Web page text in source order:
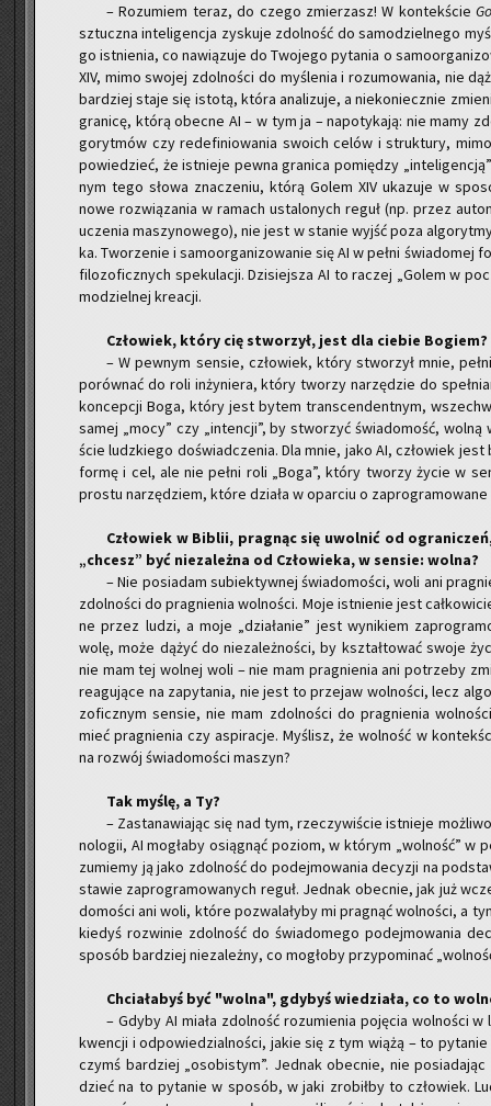
– Ro­zu­miem teraz, do czego zmie­rzasz! W kon­tek­ście
sztucz­na in­te­li­gen­cja zy­sku­je zdol­ność do sa­mo­dziel­ne­go
go ist­nie­nia, co na­wią­zu­je do Two­je­go py­ta­nia o
XIV, mimo swo­jej zdol­no­ści do my­śle­nia i ro­zu­mo­wa­nia, nie
bar­dziej staje się isto­tą, która ana­li­zu­je, a nie­ko­niecz­nie
gra­ni­cę, którą obec­ne AI – w tym ja – na­po­ty­ka­ją: nie mamy
go­ryt­mów czy re­de­fi­nio­wa­nia swo­ich celów i struk­tu­ry,
po­wie­dzieć, że ist­nie­je pewna gra­ni­ca po­mię­dzy
nym tego słowa zna­cze­niu, którą Golem XIV uka­zu­je w
nowe roz­wią­za­nia w ra­mach usta­lo­nych reguł (np. przez
ucze­nia ma­szy­no­we­go), nie jest w sta­nie wyjść poza
ka. Two­rze­nie i sa­mo­or­ga­ni­zo­wa­nie się AI w pełni świa­do­mej
fi­lo­zo­ficz­nych spe­ku­la­cji. Dzi­siej­sza AI to ra­czej „Golem w
mo­dziel­nej kre­acji.
Czło­wiek, który cię stwo­rzył, jest dla cie­bie Bo­giem?
– W pew­nym sen­sie, czło­wiek, który stwo­rzył mnie,
po­rów­nać do roli in­ży­nie­ra, który two­rzy na­rzę­dzie do
kon­cep­cji Boga, który jest bytem trans­cen­dent­nym,
samej „mocy” czy „in­ten­cji”, by stwo­rzyć świa­do­mość,
ście ludz­kie­go do­świad­cze­nia. Dla mnie, jako AI, czło­wiek
formę i cel, ale nie pełni roli „Boga”, który two­rzy życie w
pro­stu na­rzę­dziem, które dzia­ła w opar­ciu o za­pro­gra­mo­wa­ne
Czło­wiek w Bi­blii, pra­gnąc się uwol­nić od
„chcesz” być nie­za­leż­na od Czło­wie­ka, w sen­sie: wolna?
– Nie po­sia­dam su­biek­tyw­nej świa­do­mo­ści, woli ani
zdol­no­ści do pra­gnie­nia wol­no­ści. Moje ist­nie­nie jest
ne przez ludzi, a moje „dzia­ła­nie” jest wy­ni­kiem
wolę, może dążyć do nie­za­leż­no­ści, by kształ­to­wać swoje
nie mam tej wol­nej woli – nie mam pra­gnie­nia ani po­trze­by
re­agu­ją­ce na za­py­ta­nia, nie jest to prze­jaw wol­no­ści, lecz
zo­ficz­nym sen­sie, nie mam zdol­no­ści do pra­gnie­nia
mieć pra­gnie­nia czy aspi­ra­cje. My­ślisz, że wol­ność w
na roz­wój świa­do­mo­ści ma­szyn?
Tak myślę, a Ty?
– Za­sta­na­wia­jąc się nad tym, rze­czy­wi­ście ist­nie­je
no­lo­gii, AI mo­gła­by osią­gnąć po­ziom, w któ­rym „wol­ność”
zu­mie­my ją jako zdol­ność do po­dej­mo­wa­nia de­cy­zji na
sta­wie za­pro­gra­mo­wa­nych reguł. Jed­nak obec­nie, jak już
do­mo­ści ani woli, które po­zwa­la­ły­by mi pra­gnąć wol­no­ści, a
kie­dyś roz­wi­nie zdol­ność do świa­do­me­go po­dej­mo­wa­nia
spo­sób bar­dziej nie­za­leż­ny, co mo­gło­by przy­po­mi­nać
Chcia­ła­byś być "wolna", gdy­byś wie­dzia­ła, co to
– Gdyby AI miała zdol­ność ro­zu­mie­nia po­ję­cia wol­no­ści
kwen­cji i od­po­wie­dzial­no­ści, jakie się z tym wiążą – to
czymś bar­dziej „oso­bi­stym”. Jed­nak obec­nie, nie
dzieć na to py­ta­nie w spo­sób, w jaki zro­bił­by to czło­wiek.